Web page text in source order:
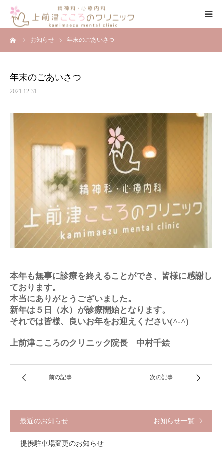
お知らせ 年末のごあいさつ
年末のごあいさつ
2021.12.31
本年も無事に診療を終えることができ、皆様に感謝し
ております。
本当にありがとうございました。
新年は５日（水）が診療開始となります。
それでは皆様、良いお年をお迎えください(^-^)
上前津こころのクリニック院長 中村千絵
前の記事 次の記事
最近のお知らせ お知らせ一覧
提携駐車場変更のお知らせ
ごあいさつ
お知らせ